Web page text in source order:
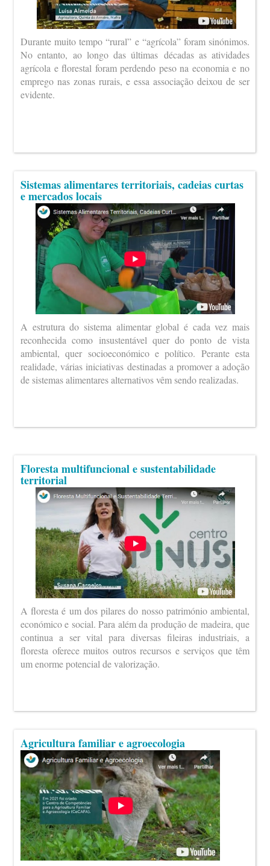
Durante muito tempo “rural” e “agrícola” foram sinónimos.
No entanto, ao longo das últimas décadas as atividades
agrícola e florestal foram perdendo peso na economia e no
emprego nas zonas rurais, e essa associação deixou de ser
evidente.
Sistemas alimentares territoriais, cadeias curtas
e mercados locais
A estrutura do sistema alimentar global é cada vez mais
reconhecida como insustentável quer do ponto de vista
ambiental, quer socioeconómico e político. Perante esta
realidade, várias iniciativas destinadas a promover a adoção
de sistemas alimentares alternativos vêm sendo realizadas.
Floresta multifuncional e sustentabilidade
territorial
A floresta é um dos pilares do nosso património ambiental,
económico e social. Para além da produção de madeira, que
continua a ser vital para diversas fileiras industriais, a
floresta oferece muitos outros recursos e serviços que têm
um enorme potencial de valorização.
Agricultura familiar e agroecologia